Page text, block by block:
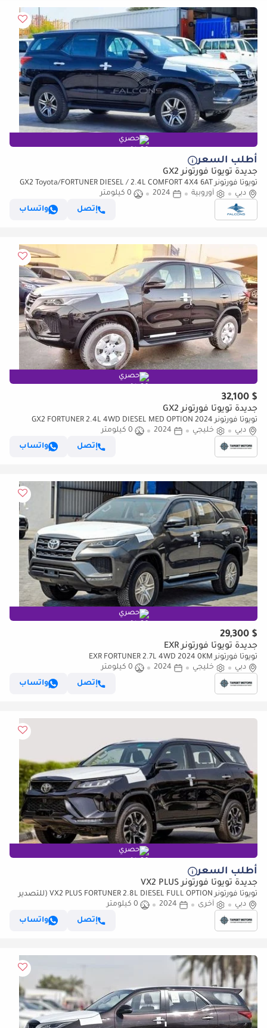
حصري
أطلب السعر
جديدة تويوتا فورتونر GX2
تويوتا فورتونر GX2 Toyota/FORTUNER DIESEL / 2.4L COMFORT 4X4 6AT
(للتصدير فقط)
دبي أوروبية 2024
0 كيلومتر
إتصل
واتساب
حصري
$ 32,100
جديدة تويوتا فورتونر GX2
تويوتا فورتونر GX2 FORTUNER 2.4L 4WD DIESEL MED OPTION 2024
دبي
خليجي 2024
0 كيلومتر
إتصل
واتساب
حصري
$ 29,300
جديدة تويوتا فورتونر EXR
تويوتا فورتونر EXR FORTUNER 2.7L 4WD 2024 0KM
دبي
خليجي 2024
0 كيلومتر
إتصل
واتساب
حصري
أطلب السعر
جديدة تويوتا فورتونر VX2 PLUS
تويوتا فورتونر VX2 PLUS FORTUNER 2.8L DIESEL FULL OPTION (للتصدير
فقط)
دبي أخرى 2024
0 كيلومتر
إتصل
واتساب